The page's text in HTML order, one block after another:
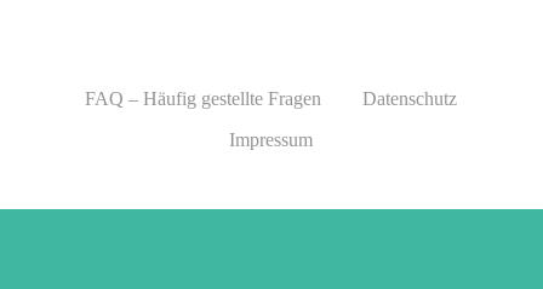
FAQ – Häufig gestellte Fragen
Datenschutz
Impressum